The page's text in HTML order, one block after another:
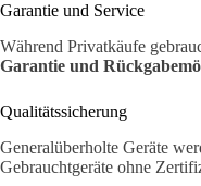
Garantie und Service
Während Privatkäufe
Garantie und
Qualitätssicherung
Generalüberholte Geräte
Gebrauchtgeräte ohne